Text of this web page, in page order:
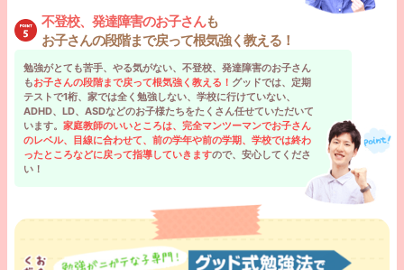
不登校、発達障害のお子さんも
お子さんの段階まで戻って根気強く教える！
勉強がとても苦手、やる気がない、不登校、発達障害のお子さん
もお子さんの段階まで戻って根気強く教える！ グッドでは、定期
テストで1桁、家では全く勉強しない、学校に行けていない、
ADHD、LD、ASDなどのお子様たちをたくさん任せていただいて
います。 家庭教師のいいところは、完全マンツーマンでお子さん
のレベル、目線に合わせて、前の学年や前の学期、学校では終わ
ったところなどに戻って指導していきますので、安心してくださ
い！